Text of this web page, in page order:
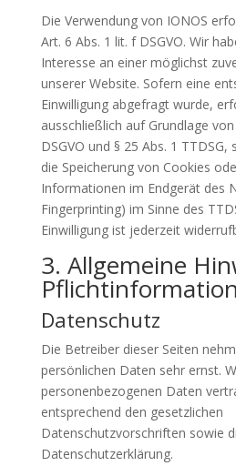
Die Verwendung von IONOS
Art. 6 Abs. 1 lit. f DSGVO. Wir
Interesse an einer möglichst
unserer Website. Sofern eine
Einwilligung abgefragt wurde,
ausschließlich auf Grundlage
DSGVO und § 25 Abs. 1
die Speicherung von Cookies
Informationen im Endgerät des
Fingerprinting) im Sinne des
Einwilligung ist jederzeit
3. Allgemeine
Datenschutz
Die Betreiber dieser Seiten
persönlichen Daten sehr ernst.
personenbezogenen Daten
entsprechend den gesetzlichen
Datenschutzvorschriften sowie
Datenschutzerklärung.